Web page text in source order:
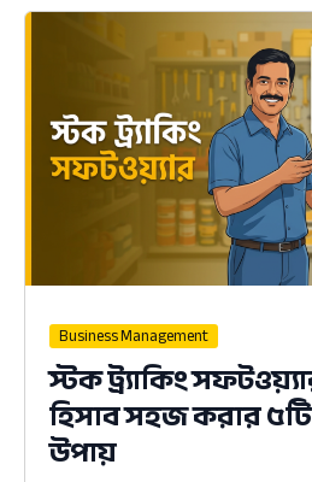
Business Management
স্টক ট্র্যাকিং
হিসাব সহজ করার
উপায়